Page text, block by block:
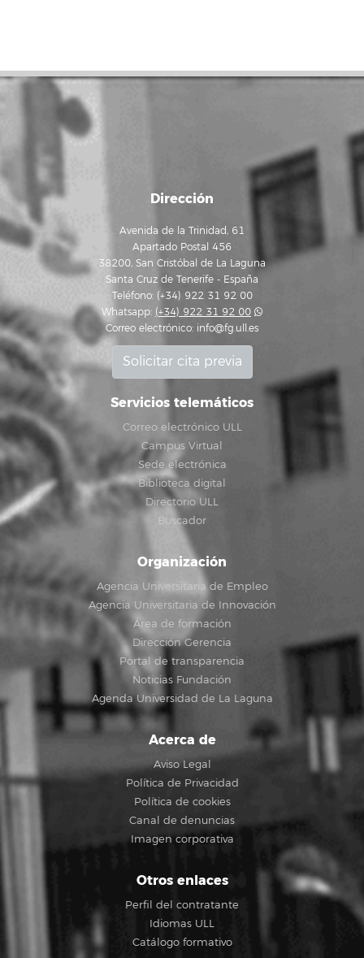
Dirección
Avenida de la Trinidad, 61
Apartado Postal 456
38200, San Cristóbal de La Laguna
Santa Cruz de Tenerife - España
Teléfono: (+34) 922 31 92 00
Whatsapp: (+34) 922 31 92 00
Correo electrónico: info@fg.ull.es
Solicitar cita previa
Servicios telemáticos
Correo electrónico ULL
Campus Virtual
Sede electrónica
Biblioteca digital
Directorio ULL
Buscador
Organización
Agencia Universitaria de Empleo
Agencia Universitaria de Innovación
Área de formación
Dirección Gerencia
Portal de transparencia
Noticias Fundación
Agenda Universidad de La Laguna
Acerca de
Aviso Legal
Política de Privacidad
Política de cookies
Canal de denuncias
Imagen corporativa
Otros enlaces
Perfil del contratante
Idiomas ULL
Catálogo formativo